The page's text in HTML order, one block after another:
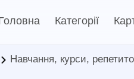
Категорії
Навчання, курси,